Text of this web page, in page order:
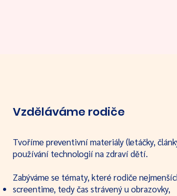
Vzděláváme rodiče
Tvoříme preventivní materiály (letáčky,
používání technologií na zdraví dětí.
Zabýváme se tématy, které rodiče
screentime, tedy čas strávený u obrazovky,